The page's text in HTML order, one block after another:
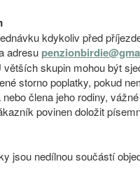
kdykoliv před
adresu
skupin mohou být
storno poplatky, pokud
člena jeho rodiny,
povinen doložit
jsou nedílnou součástí